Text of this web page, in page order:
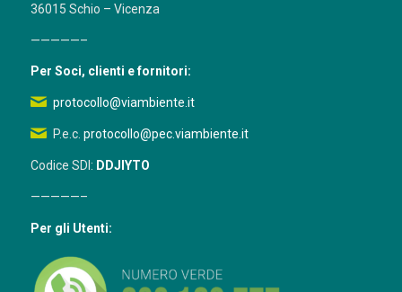
36015 Schio – Vicenza
—————–
Per Soci, clienti e fornitori:
protocollo@viambiente.it
P.e.c. protocollo@pec.viambiente.it
Codice SDI: DDJIYTO
—————–
Per gli Utenti: